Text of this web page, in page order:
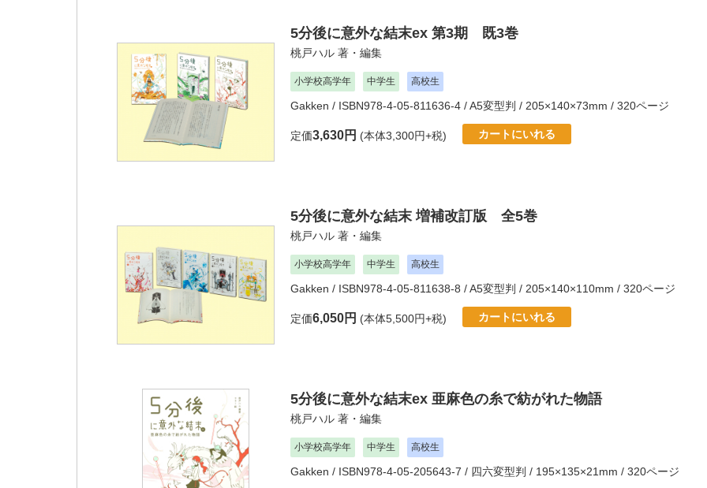
5分後に意外な結末ex 第3期 既3巻
桃戸ハル 著・編集
小学校高学年 中学生 高校生
Gakken / ISBN978-4-05-811636-4 / A5変型判 / 205×140×73mm / 320ページ
定価3,630円 (本体3,300円+税) カートにいれる
5分後に意外な結末 増補改訂版 全5巻
桃戸ハル 著・編集
小学校高学年 中学生 高校生
Gakken / ISBN978-4-05-811638-8 / A5変型判 / 205×140×110mm / 320ページ
定価6,050円 (本体5,500円+税) カートにいれる
5分後に意外な結末ex 亜麻色の糸で紡がれた物語
桃戸ハル 著・編集
小学校高学年 中学生 高校生
Gakken / ISBN978-4-05-205643-7 / 四六変型判 / 195×135×21mm / 320ページ